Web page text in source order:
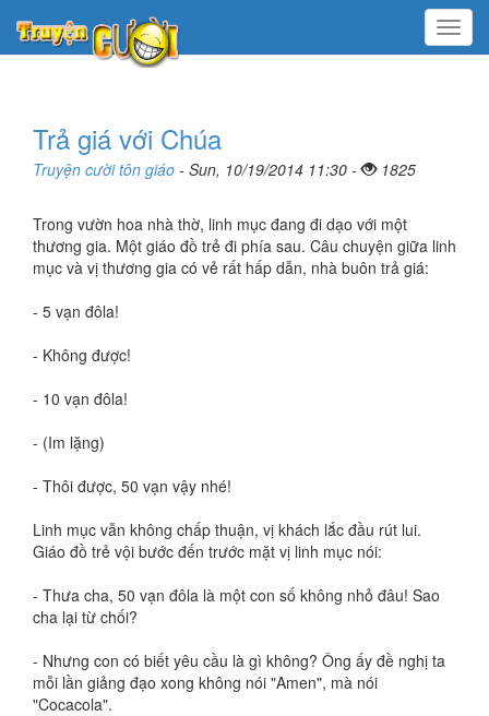
Menu
Trả giá với Chúa
Truyện cười tôn giáo - Sun, 10/19/2014 11:30 - 1825
Trong vườn hoa nhà thờ, linh mục đang đi dạo với một
thương gia. Một giáo đồ trẻ đi phía sau. Câu chuyện giữa linh
mục và vị thương gia có vẻ rất hấp dẫn, nhà buôn trả giá:
- 5 vạn đôla!
- Không được!
- 10 vạn đôla!
- (Im lặng)
- Thôi được, 50 vạn vậy nhé!
Linh mục vẫn không chấp thuận, vị khách lắc đầu rút lui.
Giáo đồ trẻ vội bước đến trước mặt vị linh mục nói:
- Thưa cha, 50 vạn đôla là một con số không nhỏ đâu! Sao
cha lại từ chối?
- Nhưng con có biết yêu cầu là gì không? Ông ấy đề nghị ta
mỗi lần giảng đạo xong không nói "Amen", mà nói
"Cocacola".